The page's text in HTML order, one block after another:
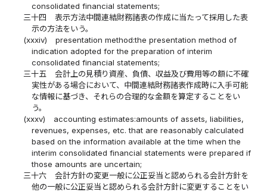
consolidated financial statements;
三十四
表示方法中間連結財務諸表の作成に当たって採用した表
示の方法をいう。
(xxxiv)
presentation method:the presentation method of
indication adopted for the preparation of interim
consolidated financial statements;
三十五
会計上の見積り資産、負債、収益及び費用等の額に不確
実性がある場合において、中間連結財務諸表作成時に入手可能
な情報に基づき、それらの合理的な金額を算定することをい
う。
(xxxv)
accounting estimates:amounts of assets, liabilities,
revenues, expenses, etc. that are reasonably calculated
based on the information available at the time when the
interim consolidated financial statements were prepared if
those amounts are uncertain;
三十六
会計方針の変更一般に公正妥当と認められる会計方針を
他の一般に公正妥当と認められる会計方針に変更することをい